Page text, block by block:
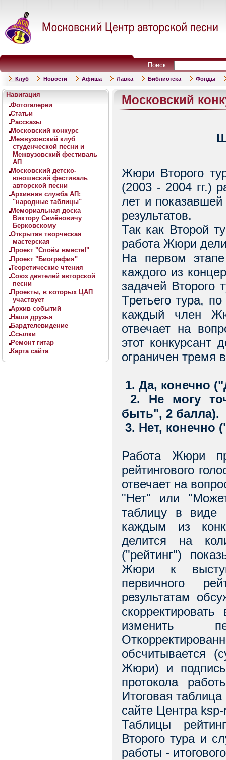
Поиск:
Клуб Новости Афиша Лавка Библиотека Фонды
Навигация
Фотогалереи
Статьи
Рассказы
Московский конкурс
Межвузовский клуб
студенческой песни и
Межвузовский фестиваль
АП
Московский детско-
юношеский фестиваль
авторской песни
Архивная служба АП:
"народные таблицы"
Мемориальная доска
Виктору Семёновичу
Берковскому
Открытая творческая
мастерская
Проект "Споём вместе!"
Проект "Биография"
Теоретические чтения
Союз деятелей авторской
песни
Проекты, в которых ЦАП
участвует
Архив событий
Наши друзья
Бардтелевидение
Ссылки
Ремонт гитар
Карта сайта
Московский
Жюри Втоpого
(2003 - 2004 гг.)
лет и показавшей
результатов.
Так как Втоpой
работа Жюри
На первом
каждого из
задачей Втоpого
Тpетьего тура,
каждый член
отвечает на
этот конкурсант
ограничен тремя
1. Да, конечно
2. Не могу
быть", 2 балла).
3. Нет, конечно
Работа Жюри
рейтингового
отвечает на
"Нет" или
таблицу в виде
каждым из
делится на
("рейтинг")
Жюри к
первичного
результатам
изменить
обсчитывается
Жюри) и
протокола
Итоговая
сайте Центра
Таблицы
Втоpого тура и
работы -